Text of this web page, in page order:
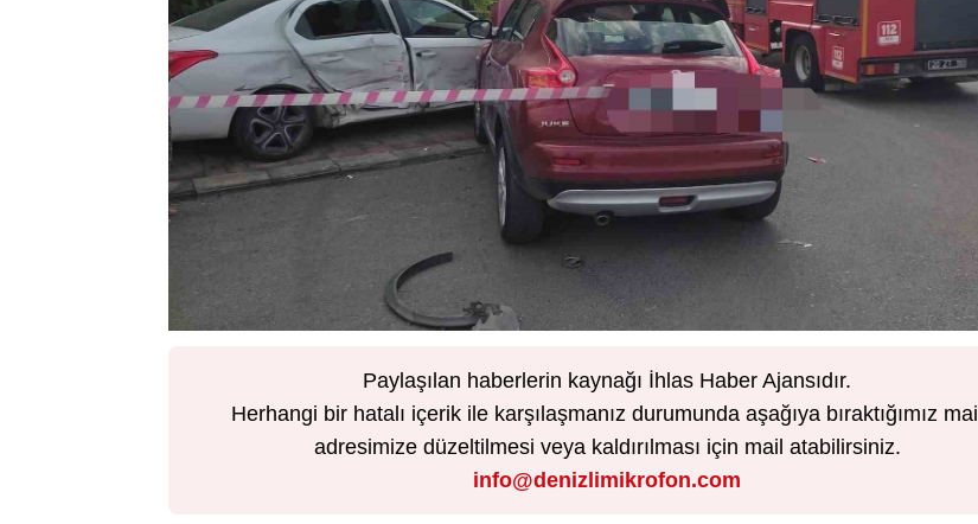
Paylaşılan haberlerin kaynağı İhlas Haber Ajansıdır.
Herhangi bir hatalı içerik ile karşılaşmanız durumunda aşağıya bıraktığımız mail
adresimize düzeltilmesi veya kaldırılması için mail atabilirsiniz.
info@denizlimikrofon.com